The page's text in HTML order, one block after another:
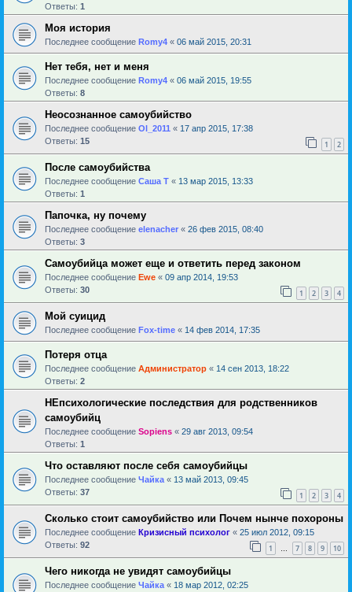
Ответы: 1
Моя история
Последнее сообщение Romy4 « 06 май 2015, 20:31
Нет тебя, нет и меня
Последнее сообщение Romy4 « 06 май 2015, 19:55
Ответы: 8
Неосознанное самоубийство
Последнее сообщение Ol_2011 « 17 апр 2015, 17:38
Ответы: 15 1 2
После самоубийства
Последнее сообщение Саша Т « 13 мар 2015, 13:33
Ответы: 1
Папочка, ну почему
Последнее сообщение elenacher « 26 фев 2015, 08:40
Ответы: 3
Самоубийца может еще и ответить перед законом
Последнее сообщение Ewe « 09 апр 2014, 19:53
Ответы: 30 1 2 3 4
Мой суицид
Последнее сообщение Fox-time « 14 фев 2014, 17:35
Потеря отца
Последнее сообщение Администратор « 14 сен 2013, 18:22
Ответы: 2
НЕпсихологические последствия для родственников
самоубийц
Последнее сообщение Sopiens « 29 авг 2013, 09:54
Ответы: 1
Что оставляют после себя самоубийцы
Последнее сообщение Чайка « 13 май 2013, 09:45
Ответы: 37 1 2 3 4
Сколько стоит самоубийство или Почем нынче похороны
Последнее сообщение Кризисный психолог « 25 июл 2012, 09:15
Ответы: 92 1 … 7 8 9 10
Чего никогда не увидят самоубийцы
Последнее сообщение Чайка « 18 мар 2012, 02:25